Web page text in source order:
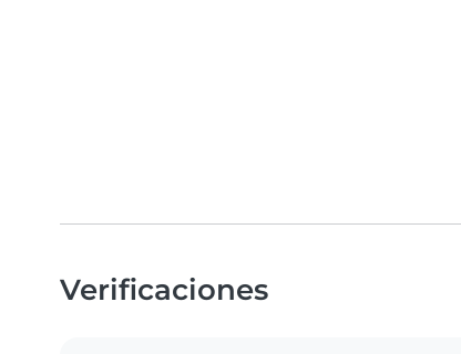
Verificaciones